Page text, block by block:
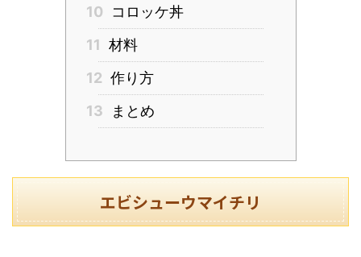
10
コロッケ丼
11 材料
12 作り方
13
まとめ
エビシューウマイチリ